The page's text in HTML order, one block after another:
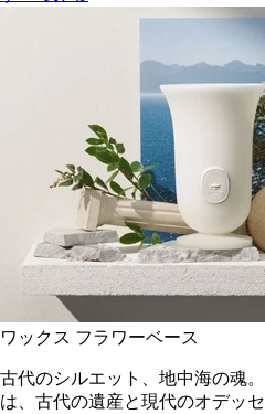
ワックス フラワーベース
古代のシルエット、地中海の魂
は、古代の遺産と現代のオデッ